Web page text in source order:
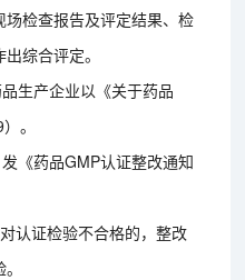
检查报告及评定结果、检
综合评定。
生产企业以《关于药品
。
《药品GMP认证整改通知
认证检验不合格的，整改